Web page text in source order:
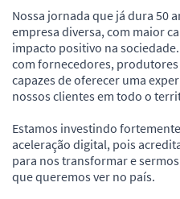
Nossa jornada que já dura 50
empresa diversa, com maior
impacto positivo na
com fornecedores,
capazes de oferecer uma
nossos clientes em todo o
Estamos investindo
aceleração digital, pois
para nos transformar e
que queremos ver no país.